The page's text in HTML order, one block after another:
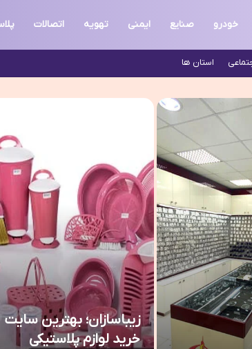
خودرو صنایع ایمنی تهویه اتصالات
استان ها
زیباسازان؛ بهترین سایت
خرید لوازم پلاستیکی